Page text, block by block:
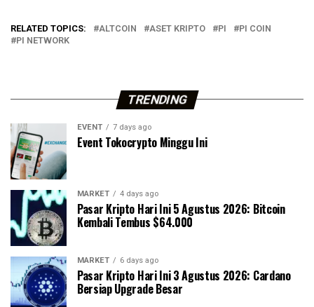
RELATED TOPICS: ALTCOIN ASET KRIPTO PI
PI COIN
PI NETWORK
TRENDING
EVENT 7 days ago
Event Tokocrypto Minggu Ini
MARKET 4 days ago
Pasar Kripto Hari Ini 5 Agustus 2026: Bitcoin
Kembali Tembus $64.000
MARKET 6 days ago
Pasar Kripto Hari Ini 3 Agustus 2026: Cardano
Bersiap Upgrade Besar